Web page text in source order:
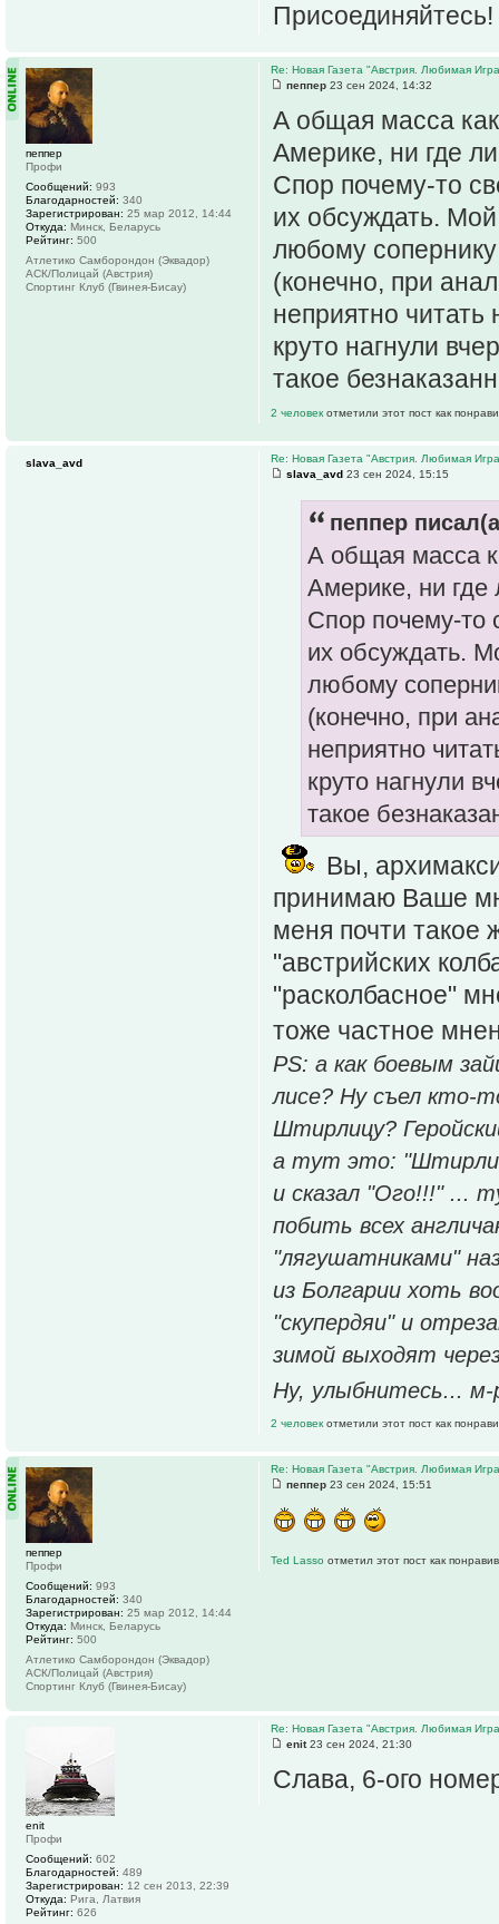
Re: Новая Газета "Австрия. Любимая
пеппер 23 сен 2024, 14:32
А общая масса
Америке, ни где
Спор почему-то
их обсуждать.
любому
(конечно, при
неприятно
круто нагнули
такое
2 человек отметили этот пост как
пеппер
Профи
Сообщений: 993
Благодарностей: 340
Зарегистрирован: 25 мар 2012, 14:44
Откуда: Минск, Беларусь
Рейтинг: 500
Атлетико Самборондон (Эквадор)
АСК/Полицай (Австрия)
Спортинг Клуб (Гвинея-Бисау)
Re: Новая Газета "Австрия. Любимая
slava_avd 23 сен 2024, 15:15
пеппер
А общая масса
Америке, ни
Спор почему-то
их обсуждать.
любому
(конечно, при
неприятно
круто нагнули
такое
Вы,
принимаю Ваше
меня почти такое
"австрийских
"расколбасное"
тоже частное
PS: а как боевым
лисе? Ну съел кто-
Штирлицу?
а тут это:
и сказал "Ого!!!" ...
побить всех
"лягушатниками"
из Болгарии хоть
"скупердяи" и
зимой выходят
Ну, улыбнитесь...
2 человек отметили этот пост как
slava_avd
Re: Новая Газета "Австрия. Любимая
пеппер 23 сен 2024, 15:51
Ted Lasso отметил этот пост как
пеппер
Профи
Сообщений: 993
Благодарностей: 340
Зарегистрирован: 25 мар 2012, 14:44
Откуда: Минск, Беларусь
Рейтинг: 500
Атлетико Самборондон (Эквадор)
АСК/Полицай (Австрия)
Спортинг Клуб (Гвинея-Бисау)
Re: Новая Газета "Австрия. Любимая
enit23 сен 2024, 21:30
Слава, 6-ого
enit
Профи
Сообщений: 602
Благодарностей: 489
Зарегистрирован: 12 сен 2013, 22:39
Откуда: Рига, Латвия
Рейтинг: 626